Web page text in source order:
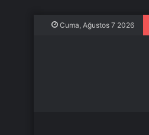
Cuma, Ağustos 7 2026